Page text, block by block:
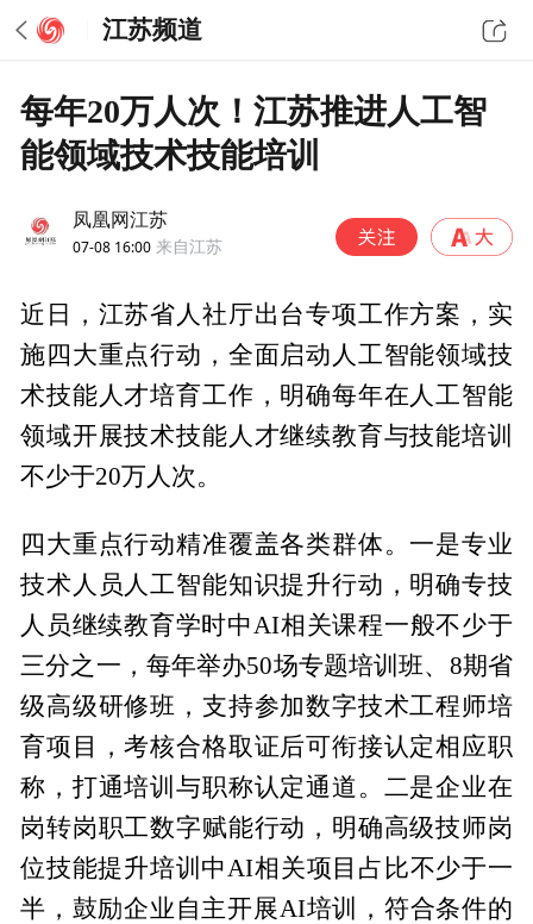
江苏频道
每年20万人次！江苏推进人工智
能领域技术技能培训
凤凰网江苏
07-08 16:00 来自江苏
近日，江苏省人社厅出台专项工作方案，实
施四大重点行动，全面启动人工智能领域技
术技能人才培育工作，明确每年在人工智能
领域开展技术技能人才继续教育与技能培训
不少于20万人次。
四大重点行动精准覆盖各类群体。一是专业
技术人员人工智能知识提升行动，明确专技
人员继续教育学时中AI相关课程一般不少于
三分之一，每年举办50场专题培训班、8期省
级高级研修班，支持参加数字技术工程师培
育项目，考核合格取证后可衔接认定相应职
称，打通培训与职称认定通道。二是企业在
岗转岗职工数字赋能行动，明确高级技师岗
位技能提升培训中AI相关项目占比不少于一
半，鼓励企业自主开展AI培训，符合条件的